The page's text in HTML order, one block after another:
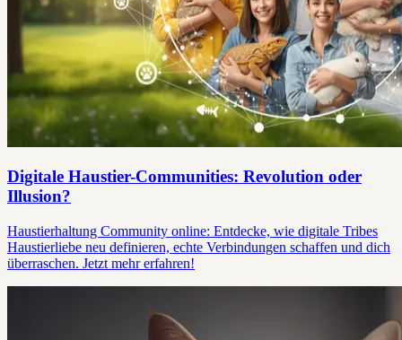
Digitale Haustier-Communities: Revolution oder
Illusion?
Haustierhaltung Community online: Entdecke, wie digitale Tribes
Haustierliebe neu definieren, echte Verbindungen schaffen und dich
überraschen. Jetzt mehr erfahren!